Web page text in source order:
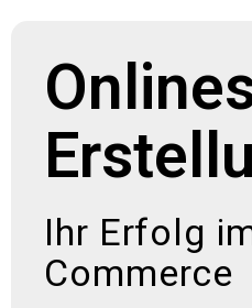
Ihr Erfolg
Commerce